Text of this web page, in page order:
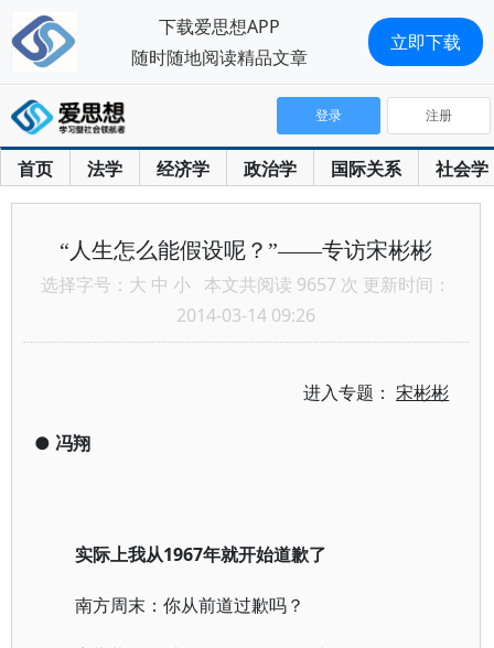
首页 法学 经济学 政治学 国际关系 社会学
登录 注册
“人生怎么能假设呢？”——专访宋彬彬
选择字号： 大 中 小 本文共阅读 9657 次 更新时间：
2014-03-14 09:26
进入专题：宋彬彬
● 冯翔
实际上我从1967年就开始道歉了
南方周末：你从前道过歉吗？
下载爱思想APP
随时随地阅读精品文章
立即下载